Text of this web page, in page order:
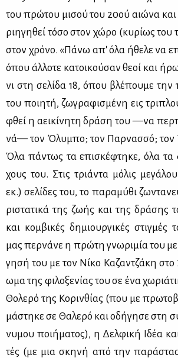
του πρώ­του μι­σού του 20ού αιώ­να
ρι­η­γη­θεί τό­σο στον χώ­ρο (κυ­ρί­ως του
στον χρό­νο. «Πά­νω απ' όλα ήθε­λε να
όπου άλ­λο­τε κα­τοι­κού­σαν θε­οί και
νι στη σε­λί­δα 18, όπου βλέ­που­με
του ποι­η­τή, ζω­γρα­φι­σμέ­νη εις
φθεί η αει­κί­νη­τη δρά­ση του —να
νά— τον Όλυ­μπο; τον Παρ­νασ­σό; τον
Όλα πά­ντως τα επι­σκέ­φτη­κε, όλα τα
χους του. Στις τριά­ντα μό­λις
εκ.) σε­λί­δες του, το πα­ρα­μύ­θι
ρι­στα­τι­κά της ζω­ής και της δρά­σης
και κομ­βι­κές δη­μιουρ­γι­κές
μας περ­νά­νε η πρώ­τη γνω­ρι­μία του
γη­σή του με τον Νί­κο Κα­ζαν­τζά­κη
ω­μα της φι­λο­ξε­νί­ας του σε ένα
Θο­λε­ρό της Κο­ριν­θί­ας (που με
μά­στη­κε σε Θα­λε­ρό και οδή­γη­σε στη
νυ­μου ποι­ή­μα­τος), η Δελ­φι­κή Ιδέα
τές (με μια σκη­νή από την